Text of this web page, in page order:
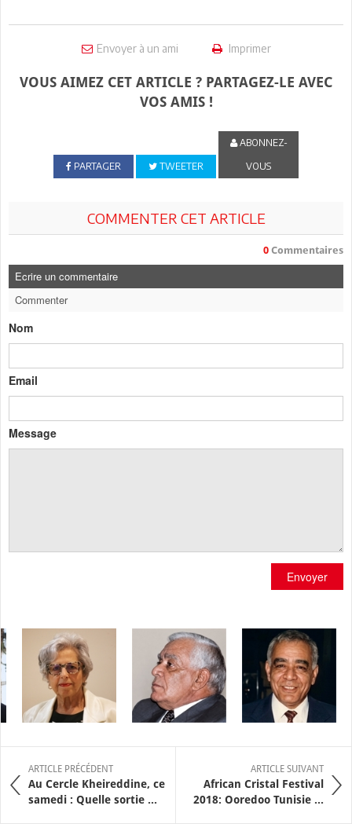
Envoyer à un ami Imprimer
VOUS AIMEZ CET ARTICLE ? PARTAGEZ-LE AVEC
VOS AMIS !
PARTAGER TWEETER
ABONNEZ-
VOUS
COMMENTER CET ARTICLE
0 Commentaires
Ecrire un commentaire
Commenter
Nom
Email
Message
Envoyer
ARTICLE PRÉCÉDENT
Au Cercle Kheireddine, ce
samedi : Quelle sortie ...
ARTICLE SUIVANT
African Cristal Festival
2018: Ooredoo Tunisie ...